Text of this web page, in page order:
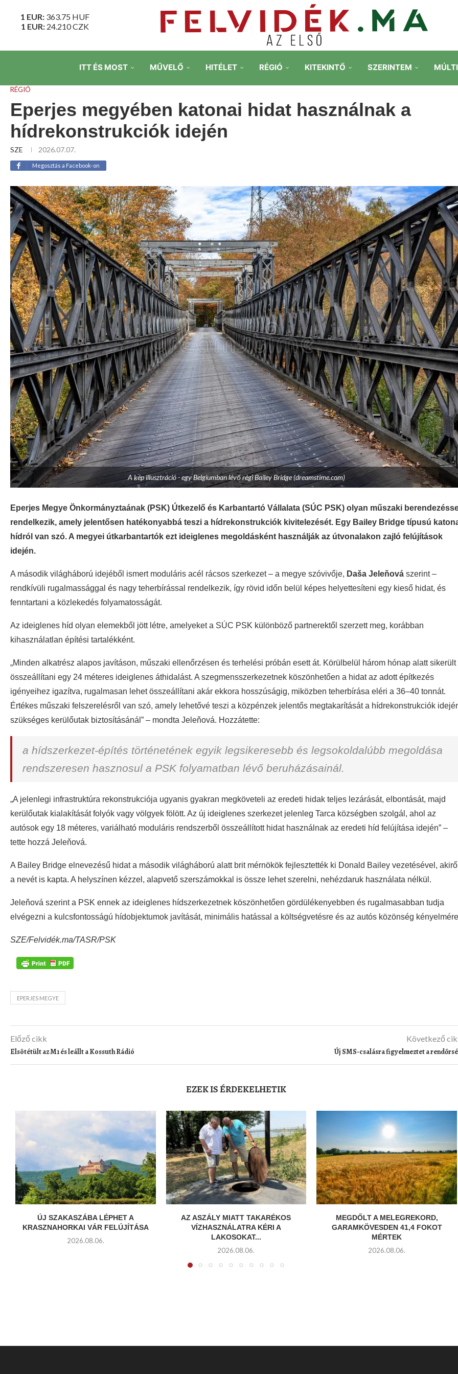
1 EUR: 363.75 HUF
1 EUR: 24.210CZK
ITT ÉS MOST MŰVELŐ HITÉLET RÉGIÓ KITEKINTŐ SZERINTEM
RÉGIÓ
Eperjes megyében katonai hidat használnak a
hídrekonstrukciók idején
SZE 2026.07.07.
Megosztás a Facebook-on
A kép illusztráció - egy Belgiumban lévő régi Bailey Bridge (dreamstime.com)
Eperjes Megye Önkormányztaának (PSK) Útkezelő és Karbantartó Vállalata (SÚC PSK) olyan műszaki
rendelkezik, amely jelentősen hatékonyabbá teszi a hídrekonstrukciók kivitelezését. Egy Bailey Bridge típusú
hídról van szó. A megyei útkarbantartók ezt ideiglenes megoldásként használják az útvonalakon zajló felújítások
idején.
A második világháború idejéből ismert moduláris acél rácsos szerkezet – a megye szóvivője, Daša Jeleňová szerint –
rendkívüli rugalmassággal és nagy teherbírással rendelkezik, így rövid időn belül képes helyettesíteni egy kieső hidat, és
fenntartani a közlekedés folyamatosságát.
Az ideiglenes híd olyan elemekből jött létre, amelyeket a SÚC PSK különböző partnerektől szerzett meg, korábban
kihasználatlan építési tartalékként.
„Minden alkatrész alapos javításon, műszaki ellenőrzésen és terhelési próbán esett át. Körülbelül három hónap alatt sikerült
összeállítani egy 24 méteres ideiglenes áthidalást. A szegmensszerkezetnek köszönhetően a hidat az adott építkezés
igényeihez igazítva, rugalmasan lehet összeállítani akár ekkora hosszúságig, miközben teherbírása eléri a 36–40 tonnát.
Értékes műszaki felszerelésről van szó, amely lehetővé teszi a közpénzek jelentős megtakarítását a hídrekonstrukciók
szükséges kerülőutak biztosításánál” – mondta Jeleňová. Hozzátette:
a hídszerkezet-építés történetének egyik legsikeresebb és legsokoldalúbb megoldása
rendszeresen hasznosul a PSK folyamatban lévő beruházásainál.
„A jelenlegi infrastruktúra rekonstrukciója ugyanis gyakran megköveteli az eredeti hidak teljes lezárását, elbontását, majd
kerülőutak kialakítását folyók vagy völgyek fölött. Az új ideiglenes szerkezet jelenleg Tarca községben szolgál, ahol az
autósok egy 18 méteres, variálható moduláris rendszerből összeállított hidat használnak az eredeti híd felújítása idején” –
tette hozzá Jeleňová.
A Bailey Bridge elnevezésű hidat a második világháború alatt brit mérnökök fejlesztették ki Donald Bailey vezetésével,
a nevét is kapta. A helyszínen kézzel, alapvető szerszámokkal is össze lehet szerelni, nehézdaruk használata nélkül.
Jeleňová szerint a PSK ennek az ideiglenes hídszerkezetnek köszönhetően gördülékenyebben és rugalmasabban tudja
elvégezni a kulcsfontosságú hídobjektumok javítását, minimális hatással a költségvetésre és az autós közönség
SZE/Felvidék.ma/TASR/PSK
EPERJES MEGYE
Előző cikk
Elsötétült az M1 és leállt a Kossuth Rádió
Következő
Új SMS-csalásra figyelmeztet a
EZEK IS ÉRDEKELHETIK
ÚJ SZAKASZÁBA LÉPHET A
KRASZNAHORKAI VÁR FELÚJÍTÁSA
2026.08.06.
AZ ASZÁLY MIATT TAKARÉKOS
VÍZHASZNÁLATRA KÉRI A
LAKOSOKAT...
2026.08.06.
MEGDŐLT A MELEGREKORD,
GARAMKÖVESDEN 41,4 FOKOT
MÉRTEK
2026.08.06.